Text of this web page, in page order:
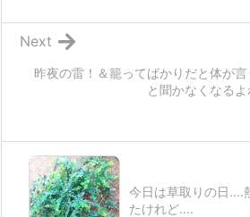
昨夜の雷！＆籠ってばかりだと体が言
と聞かなくなるよ
Next
今日は草取りの日‥‥
たけれど‥‥